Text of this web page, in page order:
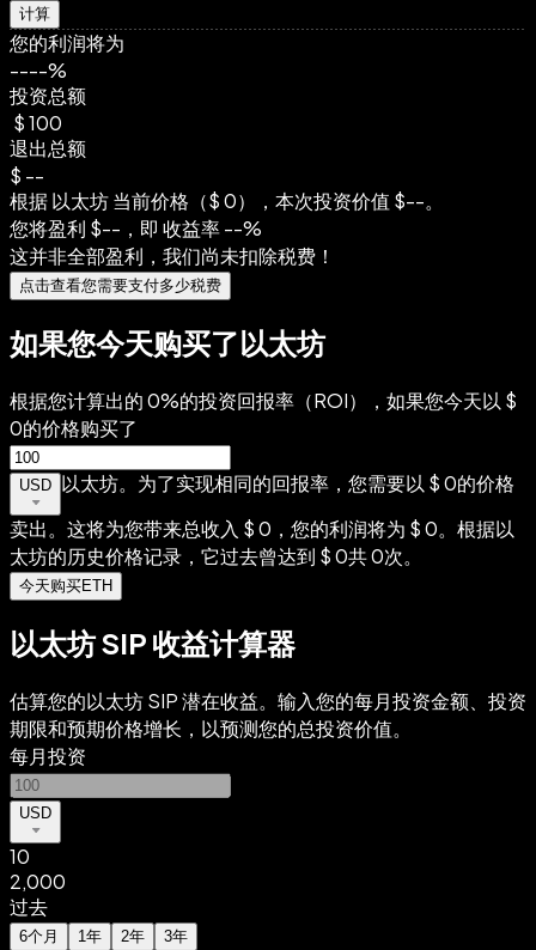
计算
您的利润将为
----%
投资总额
$100
退出总额
$ --
根据 以太坊 当前价格（$ 0），本次投资价值 $--。
您将盈利 $-- ，即 收益率--%
这并非全部盈利，我们尚未扣除税费！
点击查看您需要支付多少税费
如果您今天购买了以太坊
根据您计算出的‎ 0%的投资回报率（ROI），如果您今天以‎ $
0的价格购买了
USD 以太坊。为了实现相同的回报率，您需要以‎ $ 0的价格
卖出。这将为您带来总收入‎ $ 0，您的利润将为‎ $ 0。根据以
太坊的历史价格记录，它过去曾达到‎ $ 0共‎ 0次。
今天购买ETH
以太坊 SIP 收益计算器
估算您的以太坊 SIP 潜在收益。输入您的每月投资金额、投资
期限和预期价格增长，以预测您的总投资价值。
每月投资
USD
10
2,000
过去
6个月 1年 2年 3年